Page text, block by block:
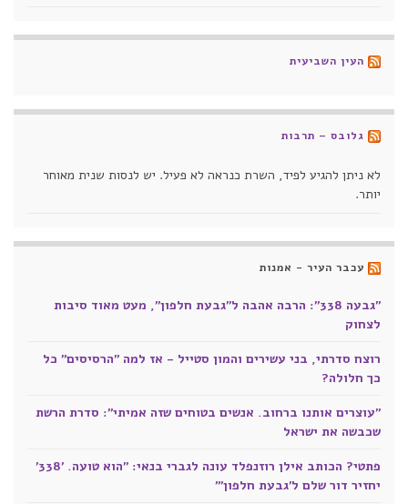
העין השביעית
גלובס – תרבות
לא ניתן להגיע לפיד, השרת כנראה לא פעיל. יש לנסות שנית מאוחר
יותר.
עכבר העיר - אמנות
"גבעה 338": הרבה אהבה ל"גבעת חלפון", מעט מאוד סיבות
לצחוק
רוצח סדרתי, בני עשירים והמון סטייל - אז למה "הרסיסים" כל
כך חלולה?
"עוצרים אותנו ברחוב. אנשים בטוחים שזה אמיתי": סדרת הרשת
שכבשה את ישראל
פתטי? הכותב אילן רוזנפלד עונה לגברי בנאי: "הוא טועה. '338'
יחזיר דור שלם ל'גבעת חלפון'"